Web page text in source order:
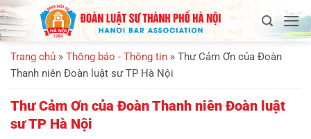
Bỏ
qua
nội
dung
Trang chủ » Thông báo - Thông tin » Thư Cảm Ơn của Đoàn
Thanh niên Đoàn luật sư TP Hà Nội
Thư Cảm Ơn của Đoàn Thanh niên Đoàn luật
sư TP Hà Nội